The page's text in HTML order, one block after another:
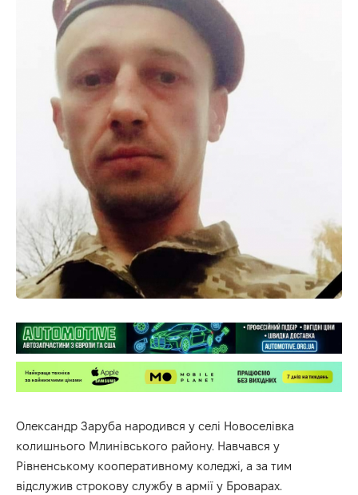
Олександр Заруба народився у селі Новоселівка
колишнього Млинівського району. Навчався у
Рівненському кооперативному коледжі, а за тим
відслужив строкову службу в армії у Броварах.